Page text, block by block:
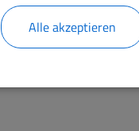
Alle akzeptieren